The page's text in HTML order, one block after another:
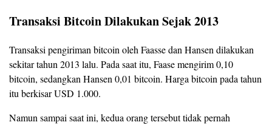
Transaksi Bitcoin Dilakukan Sejak 2013
Transaksi pengiriman bitcoin oleh Faasse dan Hansen dilakukan
sekitar tahun 2013 lalu. Pada saat itu, Faase mengirim 0,10
bitcoin, sedangkan Hansen 0,01 bitcoin. Harga bitcoin pada tahun
itu berkisar USD 1.000.
Namun sampai saat ini, kedua orang tersebut tidak pernah